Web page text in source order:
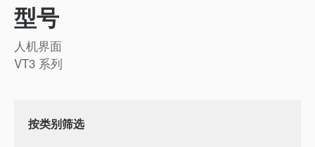
型号
人机界面
VT3 系列
按类别筛选